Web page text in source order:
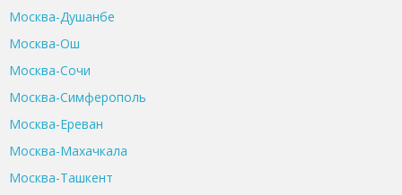
Москва-Душанбе
Москва-Ош
Москва-Сочи
Москва-Симферополь
Москва-Ереван
Москва-Махачкала
Москва-Ташкент